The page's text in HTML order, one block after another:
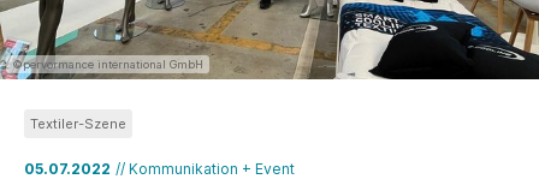
©pervormance international GmbH
05.07.2022 // Kommunikation + Event
Textiler-Szene